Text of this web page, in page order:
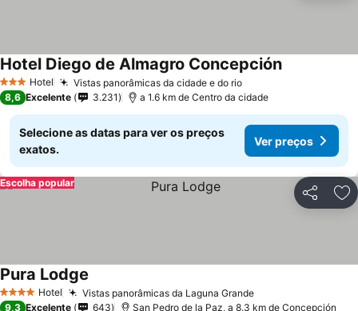
3 EstrelasHotel Vistas panorâmicas da cidade e do rioVer preços
Hotel Diego de Almagro ConcepciónVer preços
8,6 Excelente 3.231 a 1.6 km de Centro da cidade
Selecione as datas para ver os preços
exatos.
Ver preços
Partilhar
Escolha popular
4 EstrelasHotel Vistas panorâmicas da Laguna GrandeVer preços
Pura Lodge
9,3 Excelente 643 San Pedro de la Paz, a 8.3 km de Concepción